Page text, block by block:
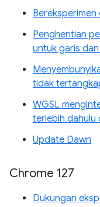
Penghentian
untuk garis
tidak
WGSL
terlebih dahulu
Update Dawn
Chrome 127
Dukungan